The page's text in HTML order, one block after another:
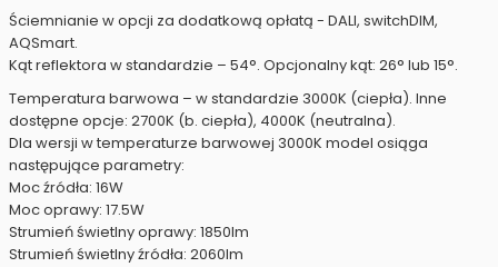
Ściemnianie w opcji za dodatkową opłatą - DALI, switchDIM,
AQSmart.
Kąt reflektora w standardzie – 54°. Opcjonalny kąt: 26° lub 15°.
Temperatura barwowa – w standardzie 3000K (ciepła). Inne
dostępne opcje: 2700K (b. ciepła), 4000K (neutralna).
Dla wersji w temperaturze barwowej 3000K model osiąga
następujące parametry:
Moc źródła: 16W
Moc oprawy: 17.5W
Strumień świetlny oprawy: 1850lm
Strumień świetlny źródła: 2060lm